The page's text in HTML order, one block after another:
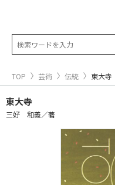
TOP 芸術 伝統 東大寺
東大寺
三好 和義／著